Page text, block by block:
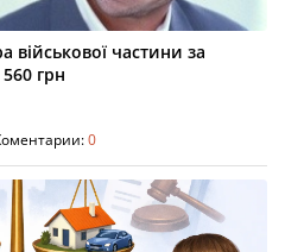
частини за
грн
0